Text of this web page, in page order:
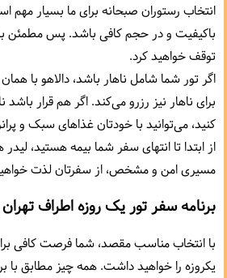
انتخاب رستوران صبحانه برای ما بسیار مهم
باکیفیت و در حجم کافی باشد. پس مطمئن
توقف خواهید کرد.
اگر تور شما شامل ناهار باشد،‌ دالاهو با
برای ناهار نیز رزرو می‌کند. اگر هم قرار
کنید،‌ می‌توانید با خودتان غذاهای سبک و
از ابتدا تا انتهای سفر شما بیمه هستید،‌
مسیری امن و مشخص،‌ از سفرتان لذت
برنامه سفر تور یک روزه اطراف
با انتخاب مناسب مقصد، شما فرصت کافی
یکروزه را خواهید داشت. همه چیز مطابق با